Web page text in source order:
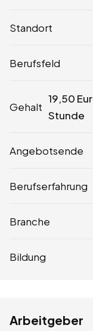
Standort
Berufsfeld
Gehalt
19,50
Stunde
Angebotsende
Berufserfahrung
Branche
Bildung
Arbeitgeber